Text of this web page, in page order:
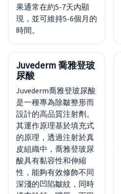
果通常在約5-7天內顯
現，並可維持5-6個月的
時間。
Juvederm 喬雅登玻
尿酸
Juvederm喬雅登玻尿酸
是一種專為除皺整形而
設計的高品質注射劑。
其運作原理基於填充式
的原理，透過注射於真
皮組織中，喬雅登玻尿
酸具有黏容性和伸縮
性，能夠有效修飾不同
深淺的凹陷皺紋，同時